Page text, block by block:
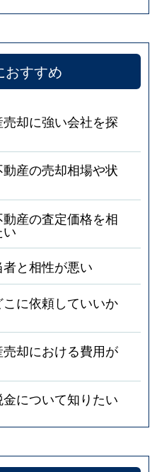
おすすめ
却に強い会社を探
産の売却相場や状
産の査定価格を相
い
と相性が悪い
に依頼していいか
却における費用が
について知りたい